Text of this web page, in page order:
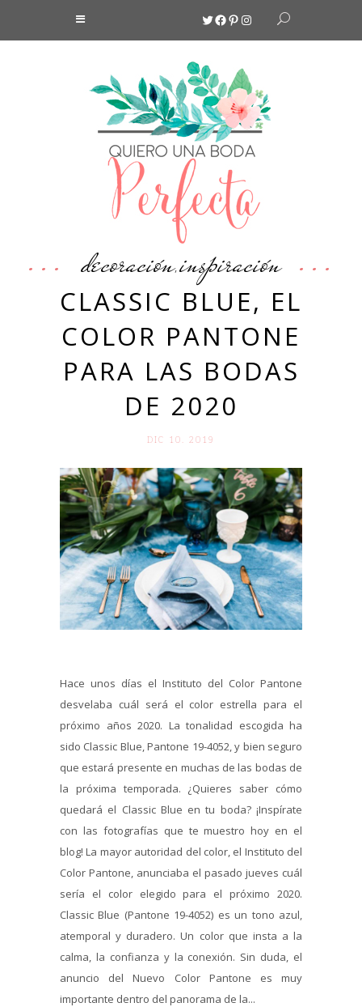
Twitter
Facebook
Pinterest
Instagram
decoración,inspiración
CLASSIC BLUE, EL
COLOR PANTONE
PARA LAS BODAS
DE 2020
DIC 10. 2019
Hace unos días el Instituto del Color Pantone
desvelaba cuál será el color estrella para el
próximo años 2020. La tonalidad escogida ha
sido Classic Blue, Pantone 19-4052, y bien seguro
que estará presente en muchas de las bodas de
la próxima temporada. ¿Quieres saber cómo
quedará el Classic Blue en tu boda? ¡Inspírate
con las fotografías que te muestro hoy en el
blog! La mayor autoridad del color, el Instituto del
Color Pantone, anunciaba el pasado jueves cuál
sería el color elegido para el próximo 2020.
Classic Blue (Pantone 19-4052) es un tono azul,
atemporal y duradero. Un color que insta a la
calma, la confianza y la conexión. Sin duda, el
anuncio del Nuevo Color Pantone es muy
importante dentro del panorama de la...